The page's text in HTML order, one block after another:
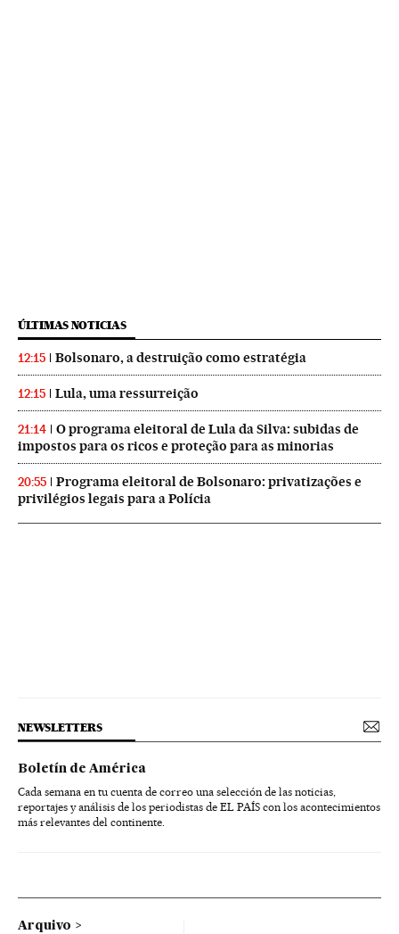
ÚLTIMAS NOTICIAS
12:15 Bolsonaro, a destruição como estratégia
12:15 Lula, uma ressurreição
21:14
O programa eleitoral de Lula da Silva: subidas de
impostos para os ricos e proteção para as minorias
20:55
Programa eleitoral de Bolsonaro: privatizações e
privilégios legais para a Polícia
NEWSLETTERS
Boletín de América
Cada semana en tu cuenta de correo una selección de las noticias,
reportajes y análisis de los periodistas de EL PAÍS con los acontecimientos
más relevantes del continente.
Arquivo